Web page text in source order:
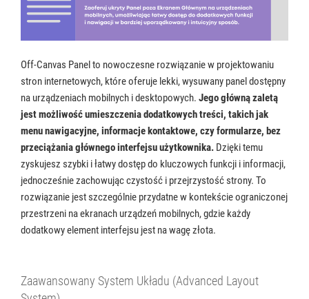
Off-Canvas Panel to nowoczesne rozwiązanie w projektowaniu
stron internetowych, które oferuje lekki, wysuwany panel dostępny
na urządzeniach mobilnych i desktopowych. Jego główną zaletą
jest możliwość umieszczenia dodatkowych treści, takich jak
menu nawigacyjne, informacje kontaktowe, czy formularze, bez
przeciążania głównego interfejsu użytkownika. Dzięki temu
zyskujesz szybki i łatwy dostęp do kluczowych funkcji i informacji,
jednocześnie zachowując czystość i przejrzystość strony. To
rozwiązanie jest szczególnie przydatne w kontekście ograniczonej
przestrzeni na ekranach urządzeń mobilnych, gdzie każdy
dodatkowy element interfejsu jest na wagę złota.
Zaawansowany System Układu (Advanced Layout